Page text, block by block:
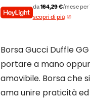
da164,29 €/mese per
scopri di più
Borsa Gucci Duffle
portare a mano
amovibile. Borsa che
ama unire praticità